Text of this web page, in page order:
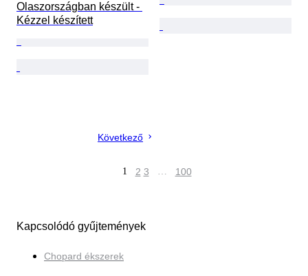
Olaszországban készült -
Kézzel készített
Következő
1 2 3 … 100
Kapcsolódó gyűjtemények
Chopard ékszerek